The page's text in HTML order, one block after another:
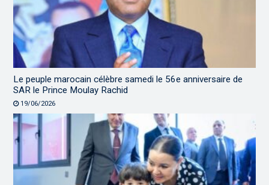
Le peuple marocain célèbre samedi le 56e anniversaire de
SAR le Prince Moulay Rachid
19/06/2026